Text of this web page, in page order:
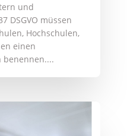
und
DSGVO müssen
Hochschulen,
einen
benennen....